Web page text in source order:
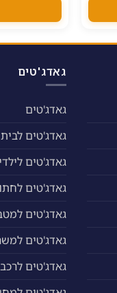
ניתן
האפשרויות
בעמוד
גאדג'טים
גאדג'טים
גאדג'טים לבית
גאדג'טים
גאדג'טים
גאדג'טים
גאדג'טים
גאדג'טים לרכב